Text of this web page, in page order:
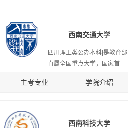
西南交通大学
四川理工类公办本科|是教育部
直属全国重点大学，国家首
主考专业 学院介绍
西南科技大学